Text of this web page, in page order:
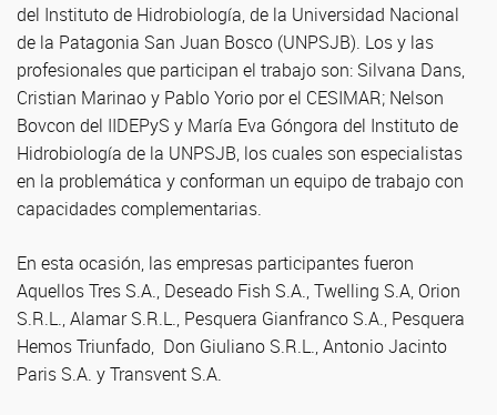
del Instituto de Hidrobiología, de la Universidad Nacional
de la Patagonia San Juan Bosco (UNPSJB). Los y las
profesionales que participan el trabajo son: Silvana Dans,
Cristian Marinao y Pablo Yorio por el CESIMAR; Nelson
Bovcon del IIDEPyS y María Eva Góngora del Instituto de
Hidrobiología de la UNPSJB, los cuales son especialistas
en la problemática y conforman un equipo de trabajo con
capacidades complementarias.
En esta ocasión, las empresas participantes fueron
Aquellos Tres S.A., Deseado Fish S.A., Twelling S.A, Orion
S.R.L., Alamar S.R.L., Pesquera Gianfranco S.A., Pesquera
Hemos Triunfado, Don Giuliano S.R.L., Antonio Jacinto
Paris S.A. y Transvent S.A.